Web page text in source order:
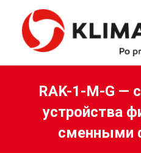
RAK-1-M-G —
устройства
сменными